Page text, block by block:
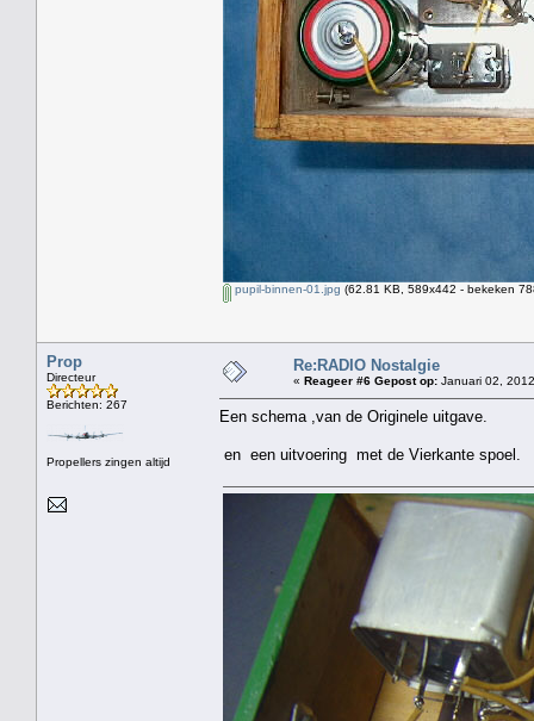
pupil-binnen-01.jpg (62.81 KB, 589x442 - bekeken
Prop
Directeur
Berichten: 267
Propellers zingen altijd
Re:RADIO Nostalgie
« Reageer #6 Gepost op: Januari 02,
Een schema ,van de Originele uitgave.
en een uitvoering met de Vierkante spoel.